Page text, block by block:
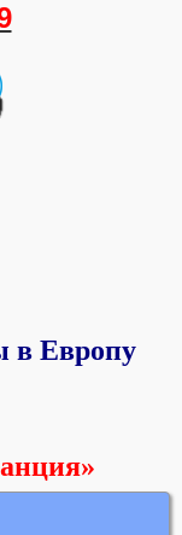
в Европу